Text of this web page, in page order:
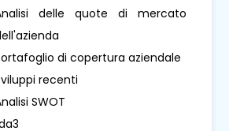
delle quote di mercato
di copertura aziendale
recenti
SWOT